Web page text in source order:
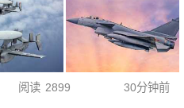
阅读 2899 30分钟前